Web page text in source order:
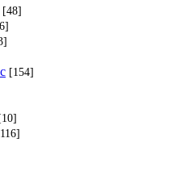
[48]
[154]